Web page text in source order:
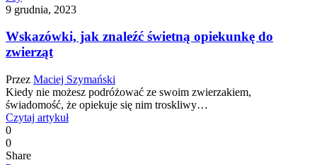
9 grudnia, 2023
Wskazówki, jak znaleźć świetną opiekunkę do
zwierząt
Przez Maciej Szymański
Kiedy nie możesz podróżować ze swoim zwierzakiem,
świadomość, że opiekuje się nim troskliwy…
Czytaj artykuł
0
0
Share